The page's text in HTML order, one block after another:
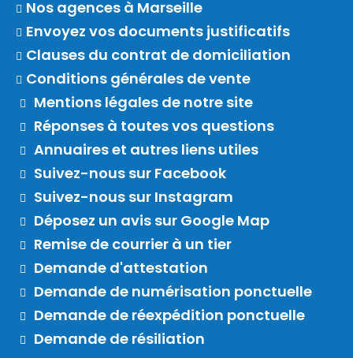
Nos agences à Marseille
Envoyez vos documents justificatifs
Clauses du contrat de domiciliation
Conditions générales de vente
Mentions légales de notre site
Réponses à toutes vos questions
Annuaires et autres liens utiles
Suivez-nous sur Facebook
Suivez-nous sur Instagram
Déposez un avis sur Google Map
Remise de courrier à un tier
Demande d'attestation
Demande de numérisation ponctuelle
Demande de réexpédition ponctuelle
Demande de résiliation